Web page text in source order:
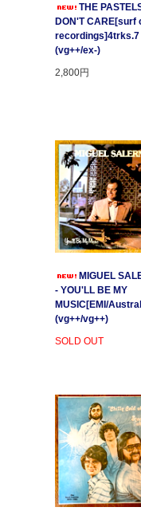
THE
DON'T CARE[surf
recordings]4trks.7
(vg++/ex-)
2,800円
MIGUEL
- YOU'LL BE MY
MUSIC[EMI/
(vg++/vg++)
SOLD OUT